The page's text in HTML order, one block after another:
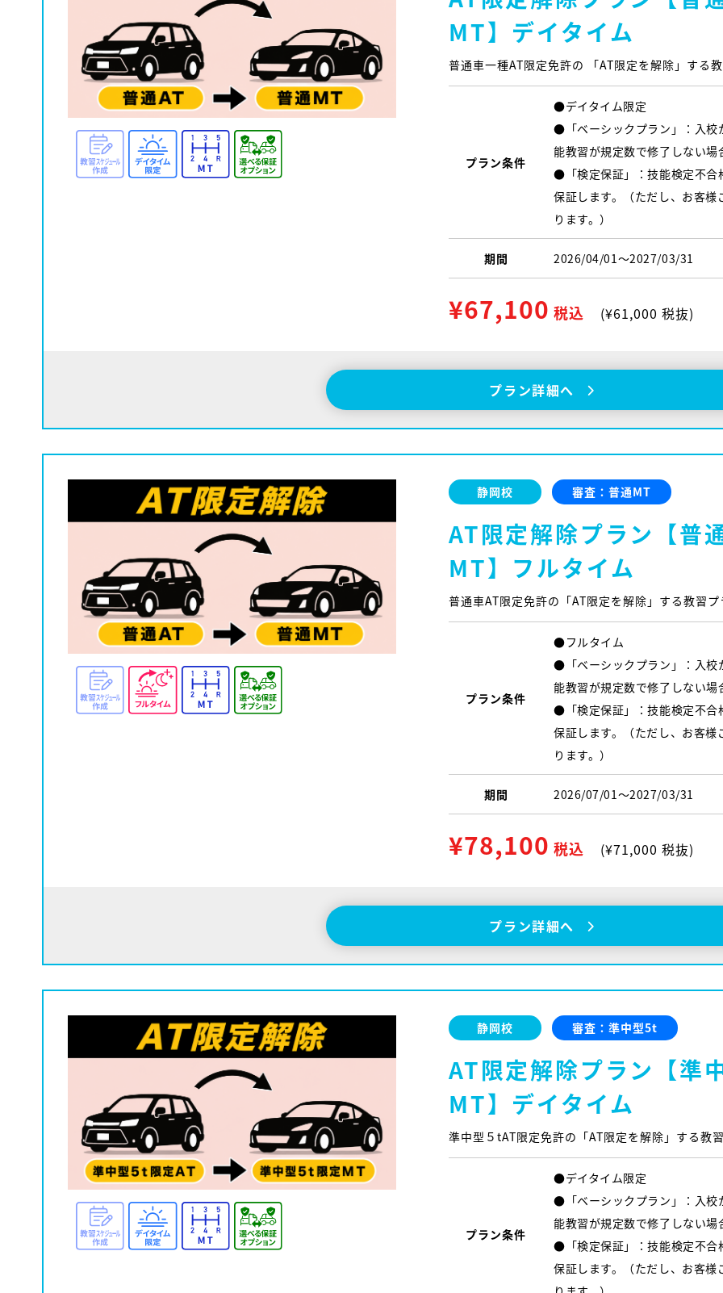
MT】デイタイム
普通車一種AT限定免許の 「AT限定を解除」する
プラン条件
●デイタイム限定
●「ベーシックプラン」：入校
能教習が規定数で修了しない
●「検定保証」：技能検定不合
保証します。（ただし、お客
ります。）
期間 2026/04/01〜2027/03/31
¥67,100 税込 (¥61,000 税抜)
プラン詳細へ
静岡校 審査：普通MT
AT限定解除プラン【普
MT】フルタイム
普通車AT限定免許の「AT限定を解除」する教習
プラン条件
●フルタイム
●「ベーシックプラン」：入校
能教習が規定数で修了しない
●「検定保証」：技能検定不合
保証します。（ただし、お客
ります。）
期間 2026/07/01〜2027/03/31
¥78,100 税込 (¥71,000 税抜)
プラン詳細へ
静岡校 審査：準中型5t
AT限定解除プラン【
MT】デイタイム
準中型５tAT限定免許の「AT限定を解除」する教
プラン条件
●デイタイム限定
●「ベーシックプラン」：入校
能教習が規定数で修了しない
●「検定保証」：技能検定不合
保証します。（ただし、お客